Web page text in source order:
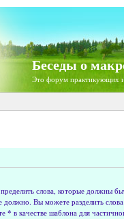
Беседы о
Это форум практикующих
слова, которые должны
должно. Вы можете разделить
* в качестве шаблона для